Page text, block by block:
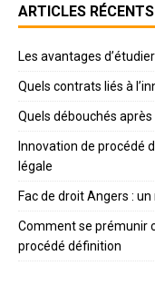
ARTICLES RÉCENTS
Les avantages
Quels contrats liés à
Quels débouchés
Innovation de procédé
légale
Fac de droit Angers :
Comment se prémunir
procédé définition